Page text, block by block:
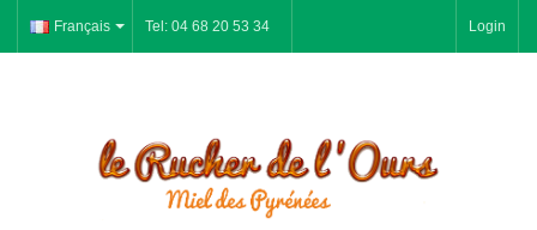
Français Tel: 04 68 20 53 34 Login